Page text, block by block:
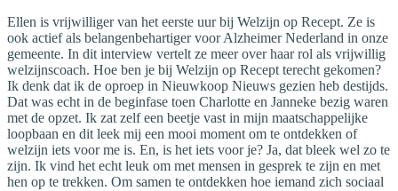
Ellen is vrijwilliger van het eerste uur bij Welzijn op Recept. Ze is
ook actief als belangenbehartiger voor Alzheimer Nederland in onze
gemeente. In dit interview vertelt ze meer over haar rol als vrijwillig
welzijnscoach. Hoe ben je bij Welzijn op Recept terecht gekomen?
Ik denk dat ik de oproep in Nieuwkoop Nieuws gezien heb destijds.
Dat was echt in de beginfase toen Charlotte en Janneke bezig waren
met de opzet. Ik zat zelf een beetje vast in mijn maatschappelijke
loopbaan en dit leek mij een mooi moment om te ontdekken of
welzijn iets voor me is. En, is het iets voor je? Ja, dat bleek wel zo te
zijn. Ik vind het echt leuk om met mensen in gesprek te zijn en met
hen op te trekken. Om samen te ontdekken hoe iemand zich sociaal